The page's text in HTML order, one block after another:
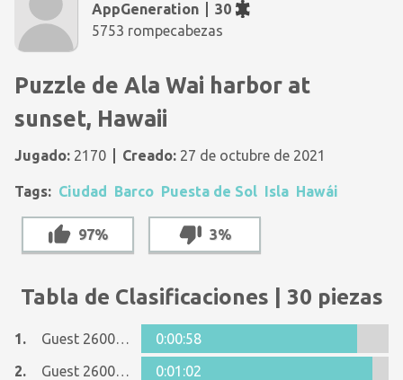
AppGeneration
30
5753 rompecabezas
Puzzle de Ala Wai harbor at
sunset, Hawaii
Jugado: 2170 Creado: 27 de octubre de 2021
Tags: Ciudad Barco Puesta de Sol Isla Hawái
97% 3%
Tabla de Clasificaciones | 30 piezas
1. Guest 26005481
0:00:58
2.
Guest 26005481
0:01:02